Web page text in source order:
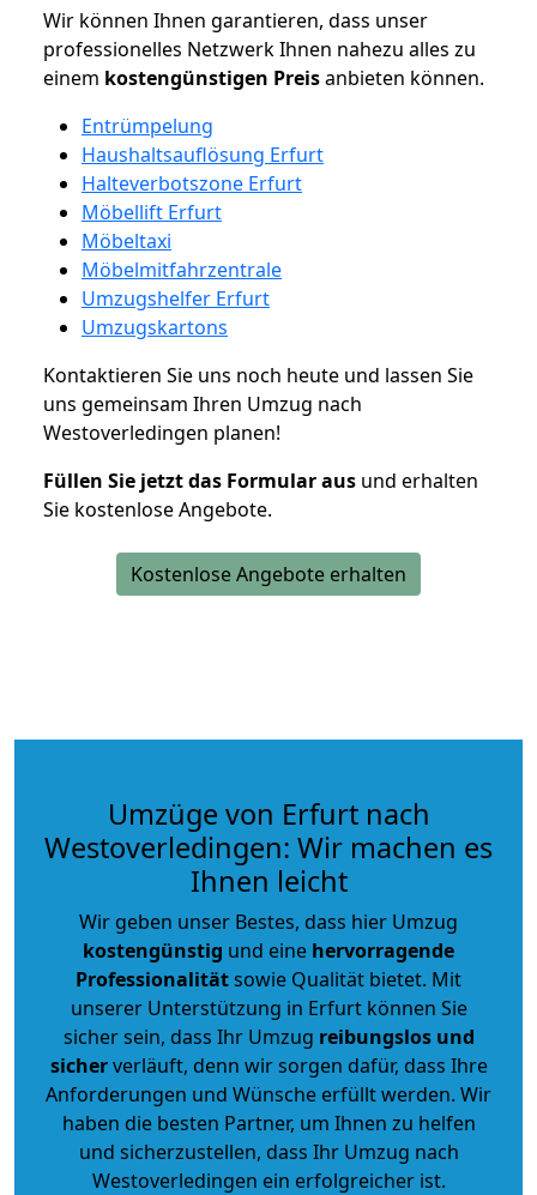
Wir können Ihnen garantieren, dass unser
professionelles Netzwerk Ihnen nahezu alles zu
einem kostengünstigen Preisanbieten können.
Entrümpelung
Haushaltsauflösung Erfurt
Halteverbotszone Erfurt
Möbellift Erfurt
Möbeltaxi
Möbelmitfahrzentrale
Umzugshelfer Erfurt
Umzugskartons
Kontaktieren Sie uns noch heute und lassen Sie
uns gemeinsam Ihren Umzug nach
Westoverledingen planen!
Füllen Sie jetzt das Formular aus und erhalten
Sie kostenlose Angebote.
Kostenlose Angebote erhalten
Umzüge von Erfurt nach
Westoverledingen: Wir machen es
Ihnen leicht
Wir geben unser Bestes, dass hier Umzug
kostengünstig und eine hervorragende
Professionalitätsowie Qualität bietet. Mit
unserer Unterstützung in Erfurt können Sie
sicher sein, dass Ihr Umzug reibungslos und
sicherverläuft, denn wir sorgen dafür, dass Ihre
Anforderungen und Wünsche erfüllt werden. Wir
haben die besten Partner, um Ihnen zu helfen
und sicherzustellen, dass Ihr Umzug nach
Westoverledingen ein erfolgreicher ist.